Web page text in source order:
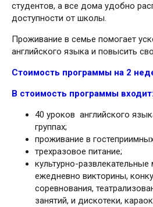
студентов, а все дома удобно
доступности от школы.
Проживание в семье помогает
английского языка и повысить
Стоимость программы на 2
В стоимость программы входит:
40 уроков английского
группах;
проживание в
трехразовое питание;
культурно-развлекательные
ежедневно викторины,
соревнования,
занятий, и дискотеки,